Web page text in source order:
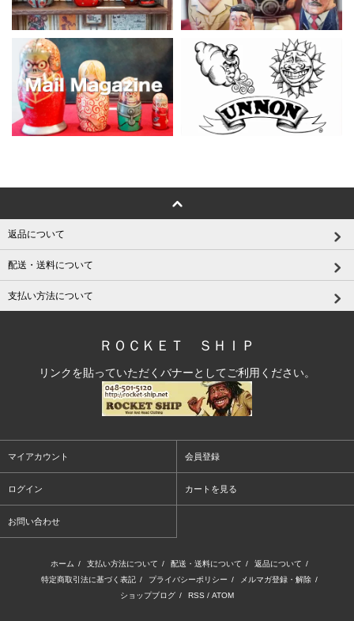
返品について
配送・送料について
支払い方法について
ＲＯＣＫＥＴ ＳＨＩＰ
リンクを貼っていただくバナーとしてご利用ください。
マイアカウント 会員登録
ログイン カートを見る
お問い合わせ
ホーム / 支払い方法について / 配送・送料について / 返品について /
特定商取引法に基づく表記 / プライバシーポリシー / メルマガ登録・解除 /
ショップブログ / RSS / ATOM